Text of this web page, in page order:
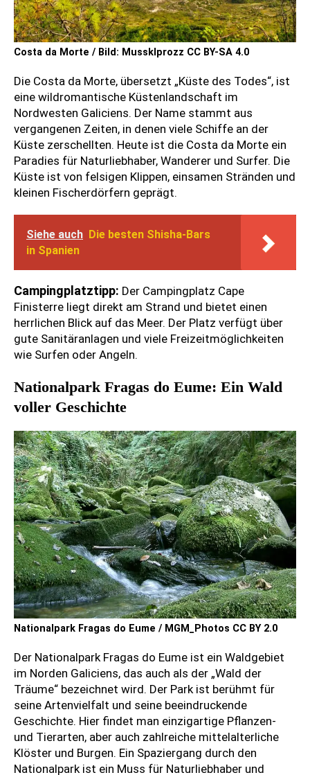
Costa da Morte / Bild: Mussklprozz CC BY-SA 4.0
Die Costa da Morte, übersetzt „Küste des Todes“, ist
eine wildromantische Küstenlandschaft im
Nordwesten Galiciens. Der Name stammt aus
vergangenen Zeiten, in denen viele Schiffe an der
Küste zerschellten. Heute ist die Costa da Morte ein
Paradies für Naturliebhaber, Wanderer und Surfer. Die
Küste ist von felsigen Klippen, einsamen Stränden und
kleinen Fischerdörfern geprägt.
Siehe auch Die besten Shisha-Bars
in Spanien
Campingplatztipp: Der Campingplatz Cape
Finisterre liegt direkt am Strand und bietet einen
herrlichen Blick auf das Meer. Der Platz verfügt über
gute Sanitäranlagen und viele Freizeitmöglichkeiten
wie Surfen oder Angeln.
Nationalpark Fragas do Eume: Ein Wald
voller Geschichte
Nationalpark Fragas do Eume / MGM_Photos CC BY 2.0
Der Nationalpark Fragas do Eume ist ein Waldgebiet
im Norden Galiciens, das auch als der „Wald der
Träume“ bezeichnet wird. Der Park ist berühmt für
seine Artenvielfalt und seine beeindruckende
Geschichte. Hier findet man einzigartige Pflanzen-
und Tierarten, aber auch zahlreiche mittelalterliche
Klöster und Burgen. Ein Spaziergang durch den
Nationalpark ist ein Muss für Naturliebhaber und